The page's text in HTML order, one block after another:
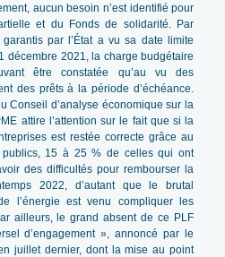
aucun besoin n’est identifié pour
et du Fonds de solidarité. Par
par l’État a vu sa date limite
décembre 2021, la charge budgétaire
être constatée qu’au vu des
des prêts à la période d’échéance.
Conseil d’analyse économique sur la
attire l’attention sur le fait que si la
est restée correcte grâce au
publics, 15 à 25 % de celles qui ont
des difficultés pour rembourser la
2022, d’autant que le brutal
l’énergie est venu compliquer les
ailleurs, le grand absent de ce PLF
d’engagement », annoncé par le
juillet dernier, dont la mise au point